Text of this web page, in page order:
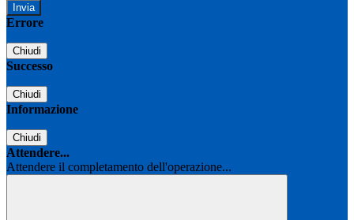
Errore
Chiudi
Successo
Chiudi
Informazione
Chiudi
Attendere...
Attendere il completamento dell'operazione...